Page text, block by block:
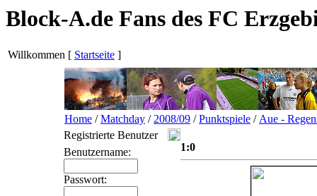
Block-A.de Fans des FC
Willkommen [ Startseite ]
Home /Matchday /2008/09 /Punktspiele /Aue -
Registrierte Benutzer
Benutzername:
Passwort:
1:0